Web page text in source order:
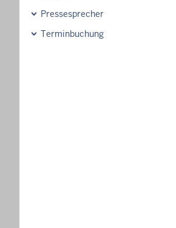
Pressesprecher
Terminbuchung